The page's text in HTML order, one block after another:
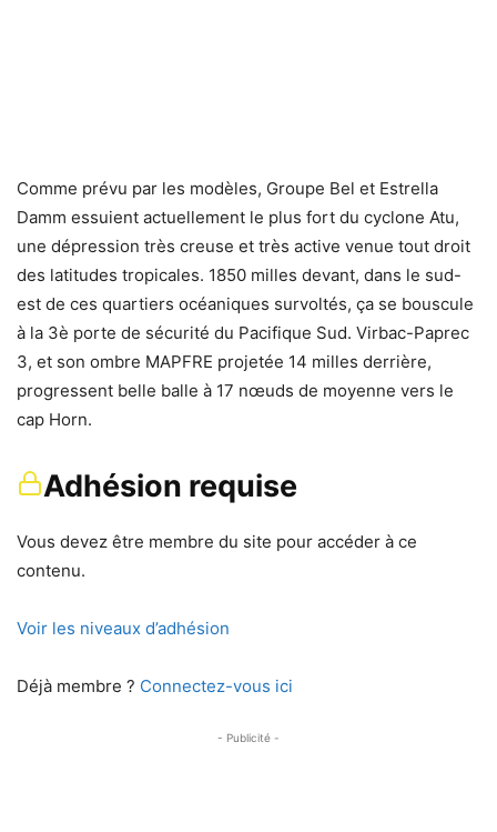
Comme prévu par les modèles, Groupe Bel et Estrella
Damm essuient actuellement le plus fort du cyclone Atu,
une dépression très creuse et très active venue tout droit
des latitudes tropicales. 1850 milles devant, dans le sud-
est de ces quartiers océaniques survoltés, ça se bouscule
à la 3è porte de sécurité du Pacifique Sud. Virbac-Paprec
3, et son ombre MAPFRE projetée 14 milles derrière,
progressent belle balle à 17 nœuds de moyenne vers le
cap Horn.
Adhésion requise
Vous devez être membre du site pour accéder à ce
contenu.
Voir les niveaux d’adhésion
Déjà membre ? Connectez-vous ici
- Publicité -